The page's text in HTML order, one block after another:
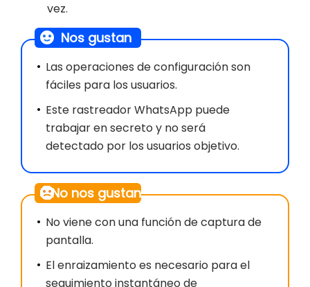
vez.
Nos gustan
Las operaciones de configuración son
fáciles para los usuarios.
Este rastreador WhatsApp puede
trabajar en secreto y no será
detectado por los usuarios objetivo.
No nos gustan
No viene con una función de captura de
pantalla.
El enraizamiento es necesario para el
seguimiento instantáneo de